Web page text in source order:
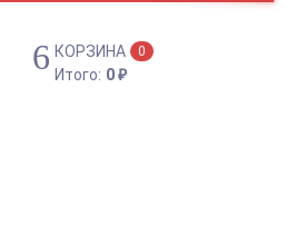
КОРЗИНА 0
Итого: 0₽